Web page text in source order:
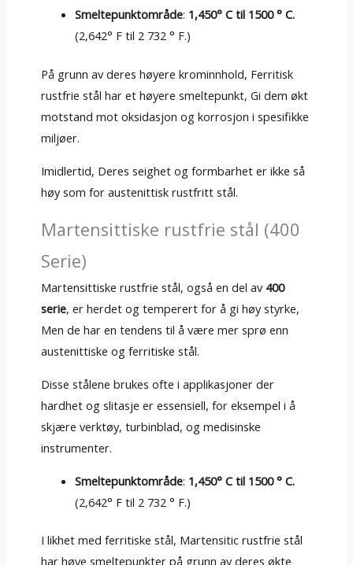
Smeltepunktområde: 1,450° C til 1500 ° C.
(2,642° F til 2 732 ° F.)
På grunn av deres høyere krominnhold, Ferritisk
rustfrie stål har et høyere smeltepunkt, Gi dem økt
motstand mot oksidasjon og korrosjon i spesifikke
miljøer.
Imidlertid, Deres seighet og formbarhet er ikke så
høy som for austenittisk rustfritt stål.
Martensittiske rustfrie stål (400
Serie)
Martensittiske rustfrie stål, også en del av 400
serie, er herdet og temperert for å gi høy styrke,
Men de har en tendens til å være mer sprø enn
austenittiske og ferritiske stål.
Disse stålene brukes ofte i applikasjoner der
hardhet og slitasje er essensiell, for eksempel i å
skjære verktøy, turbinblad, og medisinske
instrumenter.
Smeltepunktområde: 1,450° C til 1500 ° C.
(2,642° F til 2 732 ° F.)
I likhet med ferritiske stål, Martensitic rustfrie stål
har høye smeltepunkter på grunn av deres økte